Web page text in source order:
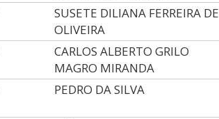
SUSETE DILIANA FERREIRA DE
OLIVEIRA
CARLOS ALBERTO GRILO
MAGRO MIRANDA
PEDRO DA SILVA